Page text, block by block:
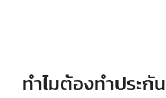
ทำไมต้องทำประกั